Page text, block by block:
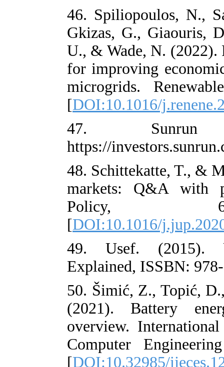
46.
Gkizas, G.,
U., & Wade,
for improving
microgrids.
[DOI:10.1016/
47.
https://
48.
markets:
[DOI:10.1016/
49. Usef.
Explained,
50. Šimić, Z.,
(2021).
overview.
Computer
[